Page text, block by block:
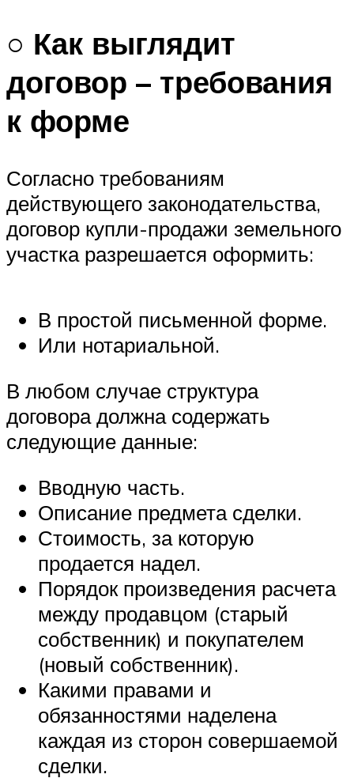
○ Как выглядит
договор – требования
к форме
Согласно требованиям
действующего законодательства,
договор купли-продажи земельного
участка разрешается оформить:
В простой письменной форме.
Или нотариальной.
В любом случае структура
договора должна содержать
следующие данные:
Вводную часть.
Описание предмета сделки.
Стоимость, за которую
продается надел.
Порядок произведения расчета
между продавцом (старый
собственник) и покупателем
(новый собственник).
Какими правами и
обязанностями наделена
каждая из сторон совершаемой
сделки.